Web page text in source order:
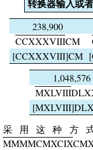
转换器输入或
238,900
CCXXXVIIICM
[CCXXXVIII]CM
1,048,576
MXLVIII
采用这种方
MMMMCMXCIX